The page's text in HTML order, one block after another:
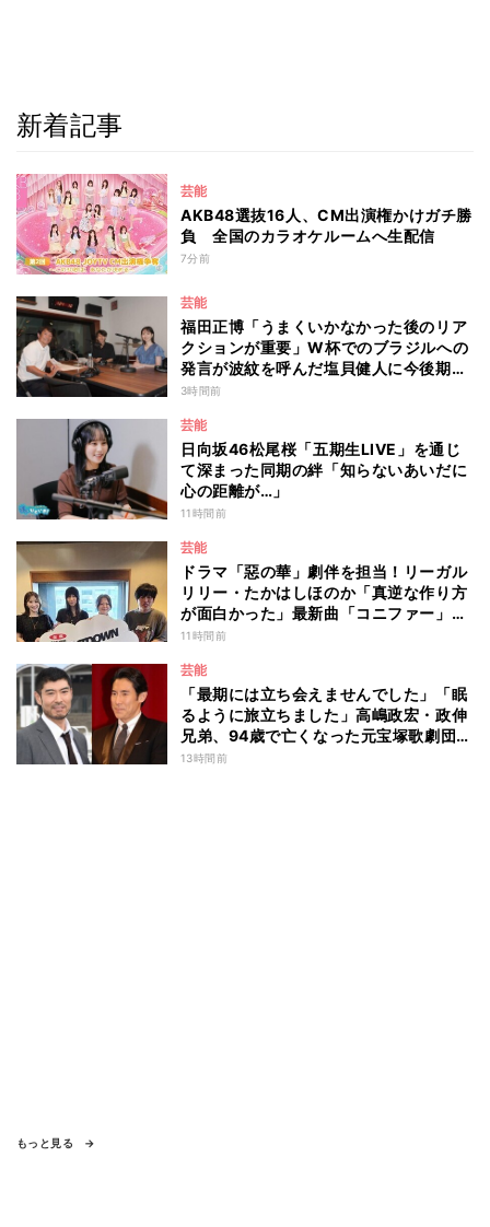
新着記事
芸能
AKB48選抜16人、CM出演権かけガチ勝
負 全国のカラオケルームへ生配信
7分前
芸能
福田正博「うまくいかなかった後のリア
クションが重要」W杯でのブラジルへの
発言が波紋を呼んだ塩貝健人に今後期待
することは？
3時間前
芸能
日向坂46松尾桜「五期生LIVE」を通じ
て深まった同期の絆「知らないあいだに
心の距離が…」
11時間前
芸能
ドラマ「惡の華」劇伴を担当！リーガル
リリー・たかはしほのか「真逆な作り方
が面白かった」最新曲「コニファー」制
作秘話も
11時間前
芸能
「最期には立ち会えませんでした」「眠
るように旅立ちました」高嶋政宏・政伸
兄弟、94歳で亡くなった元宝塚歌劇団ト
ップスターの母・寿美花代を追悼 ここ
13時間前
もっと見る